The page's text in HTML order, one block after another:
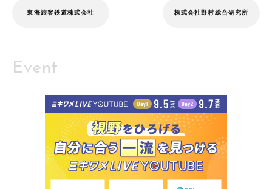
東海旅客鉄道株式会社 株式会社野村総合研究所
Event